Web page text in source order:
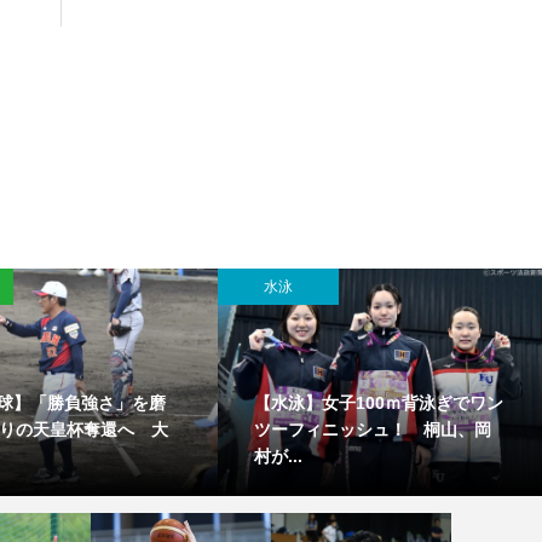
】「勝負強さ」を磨
の天皇杯奪還へ 大
水泳
【水泳】女子100ｍ背泳ぎでワン
ツーフィニッシュ！ 桐山、岡
村が...